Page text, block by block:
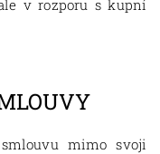
v rozporu s kupní
mimo svoji